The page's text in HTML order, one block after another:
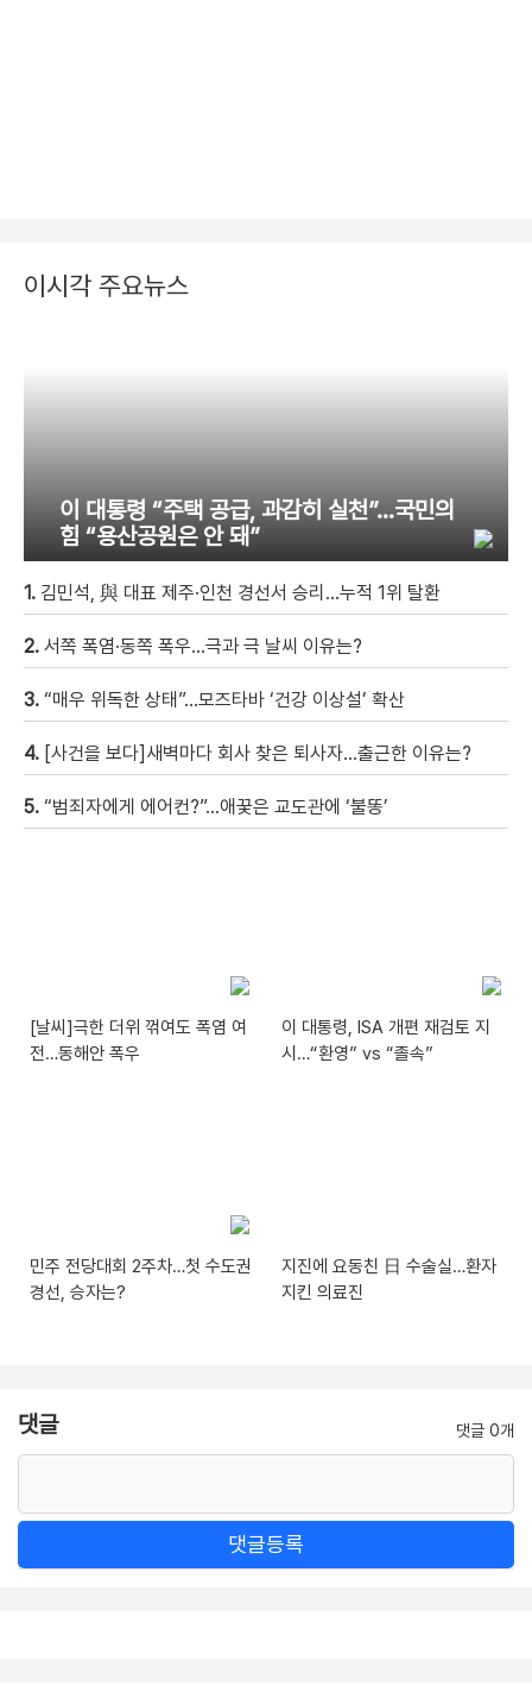
이시각 주요뉴스
이 대통령 “주택 공급, 과감히 실천”…국민의
힘 “용산공원은 안 돼”
1. 김민석, 與 대표 제주·인천 경선서 승리…누적 1위 탈환
2. 서쪽 폭염·동쪽 폭우…극과 극 날씨 이유는?
3. “매우 위독한 상태”…모즈타바 ‘건강 이상설’ 확산
4. [사건을 보다]새벽마다 회사 찾은 퇴사자…출근한 이유는?
5. “범죄자에게 에어컨?”…애꿎은 교도관에 ‘불똥’
[날씨]극한 더위 꺾여도 폭염 여
전…동해안 폭우
이 대통령, ISA 개편 재검토 지
시…“환영” vs “졸속”
민주 전당대회 2주차…첫 수도권
경선, 승자는?
지진에 요동친 日 수술실…환자
지킨 의료진
댓글 댓글 0개
댓글등록